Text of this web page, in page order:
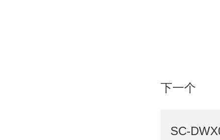
下一个
SC-